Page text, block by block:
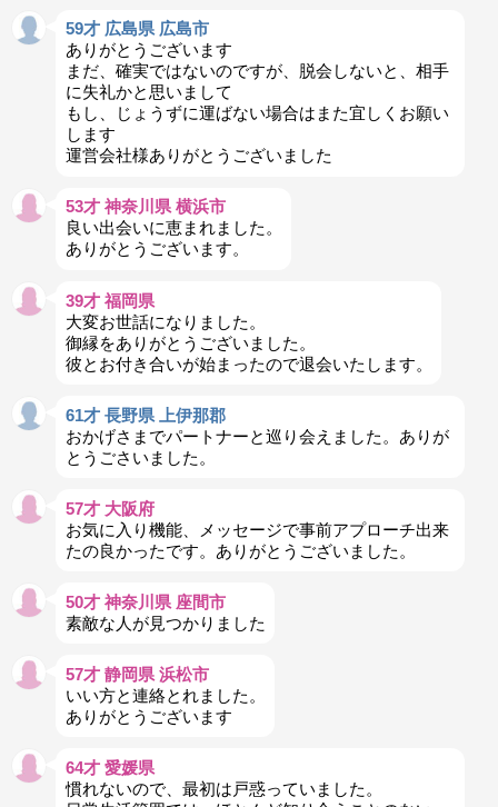
59才 広島県 広島市
ありがとうございます
まだ、確実ではないのですが、脱会しないと、相手
に失礼かと思いまして
もし、じょうずに運ばない場合はまた宜しくお願い
します
運営会社様ありがとうございました
53才 神奈川県 横浜市
良い出会いに恵まれました。
ありがとうございます。
39才 福岡県
大変お世話になりました。
御縁をありがとうございました。
彼とお付き合いが始まったので退会いたします。
61才 長野県 上伊那郡
おかげさまでパートナーと巡り会えました。ありが
とうごさいました。
57才 大阪府
お気に入り機能、メッセージで事前アプローチ出来
たの良かったです。ありがとうございました。
50才 神奈川県 座間市
素敵な人が見つかりました
57才 静岡県 浜松市
いい方と連絡とれました。
ありがとうございます
64才 愛媛県
慣れないので、最初は戸惑っていました。